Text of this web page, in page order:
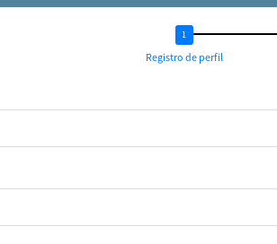
Registro de perfil